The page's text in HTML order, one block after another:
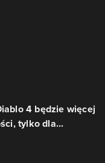
4 będzie więcej
tylko dla...